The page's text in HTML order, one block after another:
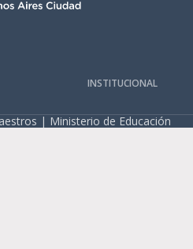
INSTITUCIONAL
| Ministerio de Educación